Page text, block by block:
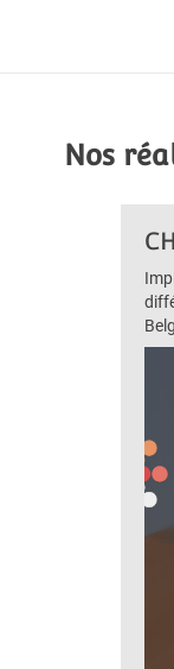
Nos